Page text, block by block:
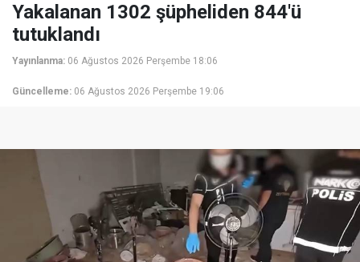
Yakalanan 1302 şüpheliden 844'ü
tutuklandı
Yayınlanma: 06 Ağustos 2026 Perşembe 18:06
Güncelleme: 06 Ağustos 2026 Perşembe 19:06